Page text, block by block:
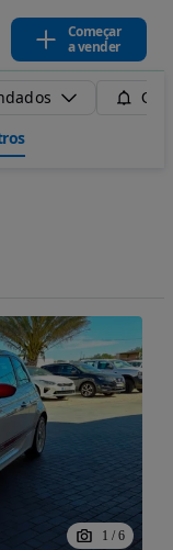
Começar
a vender
1 / 6